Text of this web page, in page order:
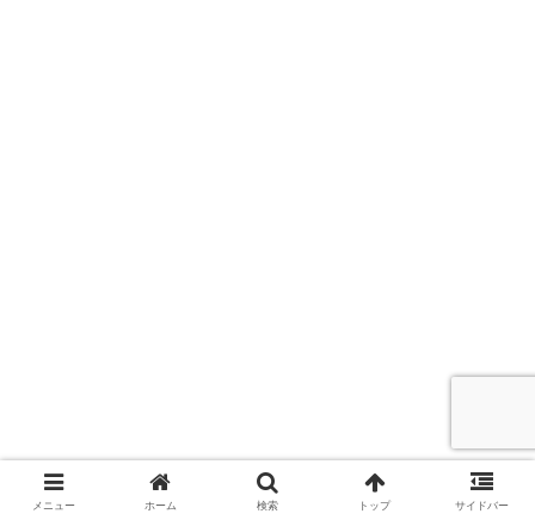
メニュー ホーム 検索 トップ サイドバー